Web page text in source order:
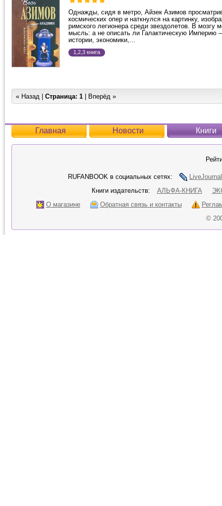
Однажды, сидя в метро, Айзек Азимов
космических опер и наткнулся на картинку,
римского легионера среди звездолетов. В мозгу
мысль: а не описать ли Галактическую Империю
истории, экономики,...
1,2,3 книга
« Назад | Страница: 1 | Вперёд »
Главная Новости Книги
RUFANBOOK в социальных сетях:
LiveJournal
Книги издательств:
АЛЬФА-КНИГА
О магазине
Обратная связь и контакты
©